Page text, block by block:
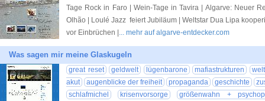
Tage Rock in Faro | Wein-Tage in Tavira | Algarve: Neuer
Olhão | Loulé Jazz feiert Jubiläum | Weltstar Dua Lipa
vor Einbrüchen | ... mehr auf algarve-entdecker.com
Was sagen mir meine Glaskugeln
great reset geldwelt lügenbarone mafiastrukturen
akut
augenblicke der freiheit propaganda geschichte
schlafmichel
krisenvorsorge
größenwahn +